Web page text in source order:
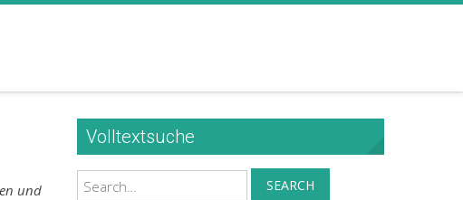
und
Volltextsuche
Search SEARCH